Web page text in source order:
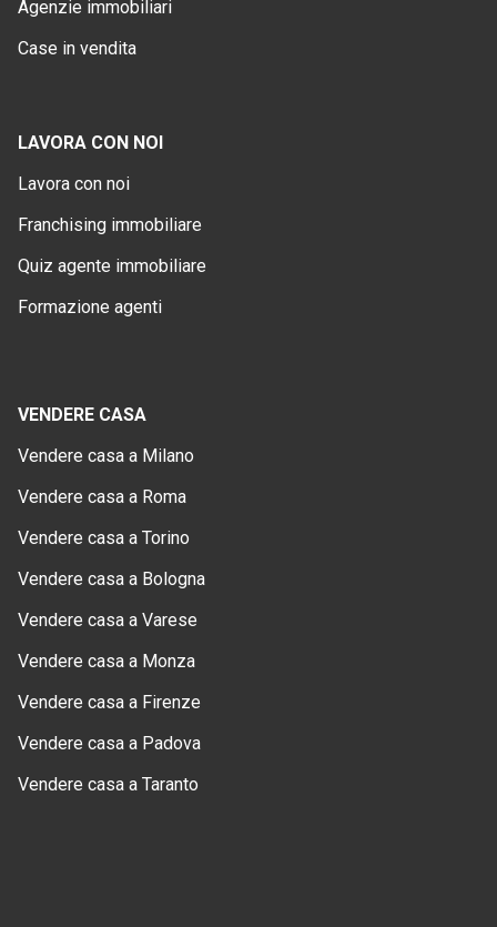
Agenzie immobiliari
Case in vendita
LAVORA CON NOI
Lavora con noi
Franchising immobiliare
Quiz agente immobiliare
Formazione agenti
VENDERE CASA
Vendere casa a Milano
Vendere casa a Roma
Vendere casa a Torino
Vendere casa a Bologna
Vendere casa a Varese
Vendere casa a Monza
Vendere casa a Firenze
Vendere casa a Padova
Vendere casa a Taranto